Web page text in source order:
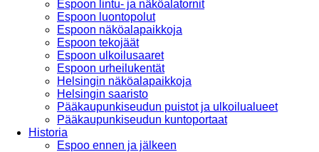
Espoon lintu- ja näköalatornit
Espoon luontopolut
Espoon näköalapaikkoja
Espoon tekojäät
Espoon ulkoilusaaret
Espoon urheilukentät
Helsingin näköalapaikkoja
Helsingin saaristo
Pääkaupunkiseudun puistot ja ulkoilualueet
Pääkaupunkiseudun kuntoportaat
Historia
Espoo ennen ja jälkeen